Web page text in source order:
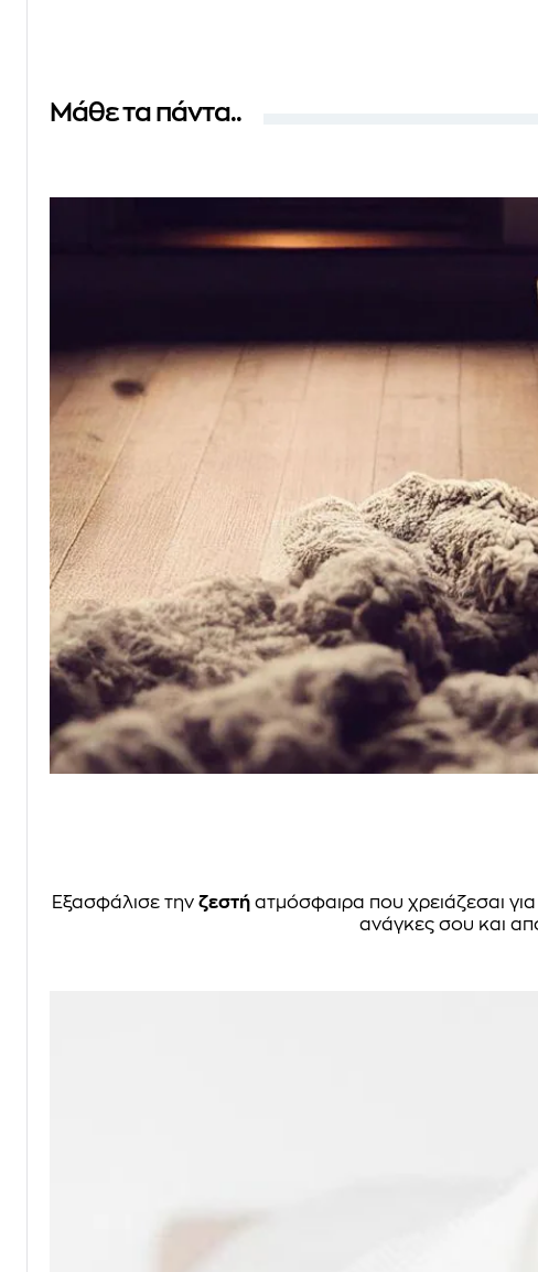
Μάθε τα πάντα..
Εξασφάλισε την ζεστή ατμόσφαιρα που χρειάζεσαι για
ανάγκες σου και